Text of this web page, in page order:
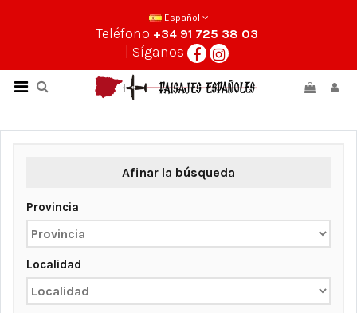
Español
Teléfono +34 91 725 38 03
| Síganos
Afinar la búsqueda
Provincia
Localidad